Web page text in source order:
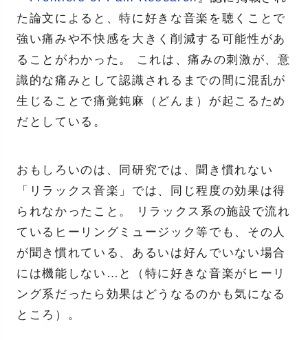
た論文によると、特に好きな音楽を聴くことで
強い痛みや不快感を大きく削減する可能性があ
ることがわかった。 これは、痛みの刺激が、意
識的な痛みとして認識されるまでの間に混乱が
生じることで痛覚鈍麻（どんま）が起こるため
だとしている。
おもしろいのは、同研究では、聞き慣れない
「リラックス音楽」では、同じ程度の効果は得
られなかったこと。 リラックス系の施設で流れ
ているヒーリングミュージック等でも、その人
が聞き慣れている、あるいは好んでいない場合
には機能しない…と（特に好きな音楽がヒーリ
ング系だったら効果はどうなるのかも気になる
ところ）。